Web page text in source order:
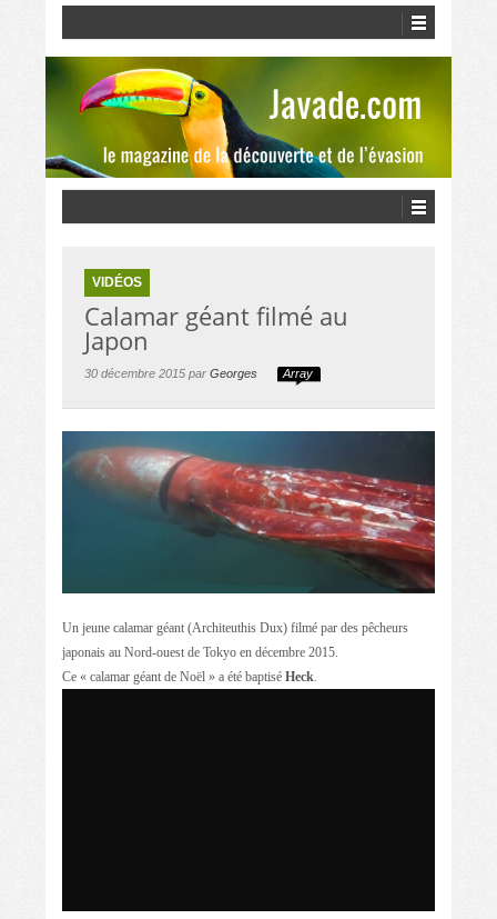
VIDÉOS
Calamar géant filmé au
Japon
30 décembre 2015 par Georges Array
Un jeune calamar géant (Architeuthis Dux) filmé par des pêcheurs
japonais au Nord-ouest de Tokyo en décembre 2015.
Ce « calamar géant de Noël » a été baptisé Heck.